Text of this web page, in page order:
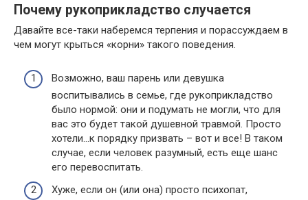
Почему рукоприкладство случается
Давайте все-таки наберемся терпения и порассуждаем в
чем могут крыться «корни» такого поведения.
Возможно, ваш парень или девушка
воспитывались в семье, где рукоприкладство
было нормой: они и подумать не могли, что для
вас это будет такой душевной травмой. Просто
хотели…к порядку призвать – вот и все! В таком
случае, если человек разумный, есть еще шанс
его перевоспитать.
Хуже, если он (или она) просто психопат,